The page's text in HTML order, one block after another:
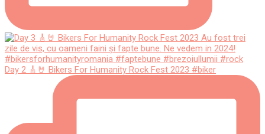
Day 2 🎸🤘 Bikers For Humanity Rock Fest 2023 #biker